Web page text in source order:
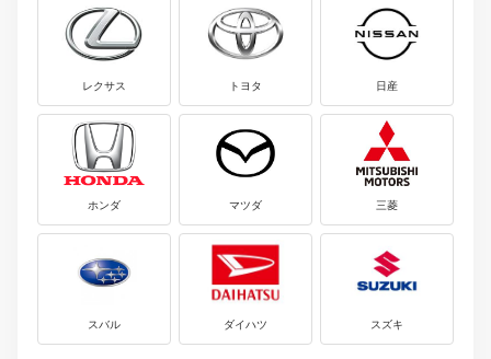
レクサス トヨタ 日産
ホンダ マツダ 三菱
スバル ダイハツ スズキ